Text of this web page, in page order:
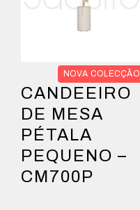
NOVA COLECÇÃO
CANDEEIRO
DE MESA
PÉTALA
PEQUENO –
CM700P